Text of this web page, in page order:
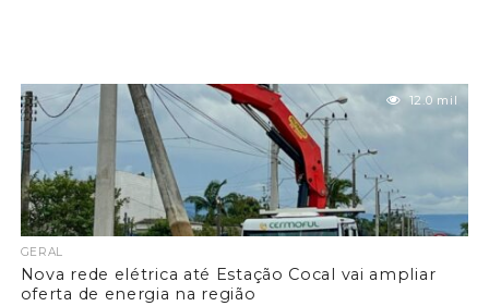
12.0 mil
GERAL
Nova rede elétrica até Estação Cocal vai ampliar
oferta de energia na região